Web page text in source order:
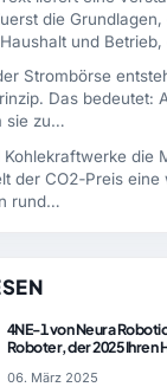
die
und
Strombörse
Das bedeutet:
sie zu…
Kohlekraftwerke die
der CO2‑Preis eine
rund…
4NE-1 von Neura
Roboter, der 2025 Ihren
06. März 2025